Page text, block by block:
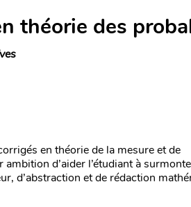
théorie des
en théorie de la mesure et de
d’aider l’étudiant à
d’abstraction et de rédaction